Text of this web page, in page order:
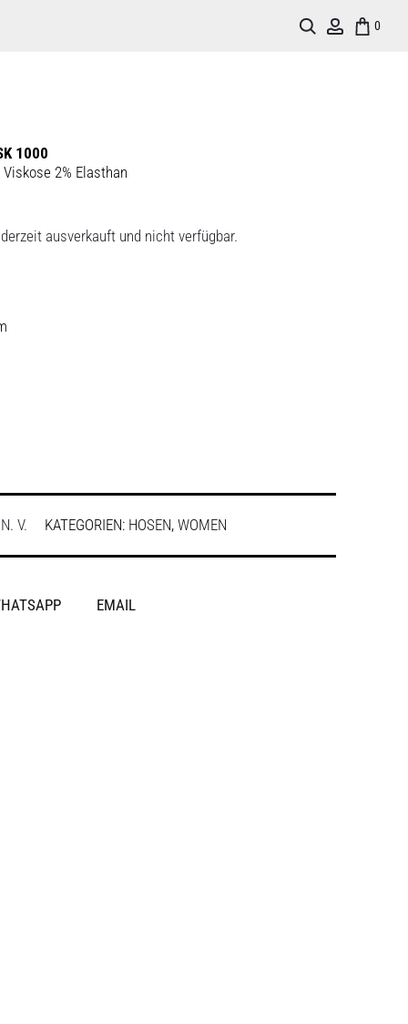
0
Account
Search
1000
2% Elasthan
ausverkauft und nicht verfügbar.
N. V. KATEGORIEN: HOSEN, WOMEN
EMAIL